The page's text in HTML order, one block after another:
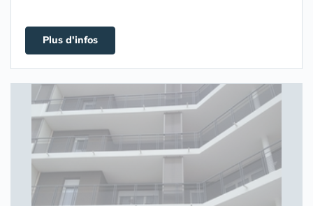
Plus d'infos